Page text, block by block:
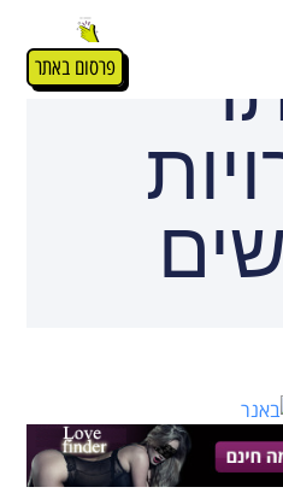
פרסום באתר